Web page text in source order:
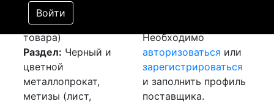
Войти
Лот №:3910
АУКЦИОН (покупка
товара)
Раздел: Черный и
цветной
металлопрокат,
метизы (лист,
Необходимо
авторизоваться или
зарегистрироваться
и заполнить профиль
поставщика.